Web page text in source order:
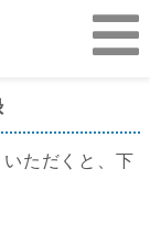
ただくと、下